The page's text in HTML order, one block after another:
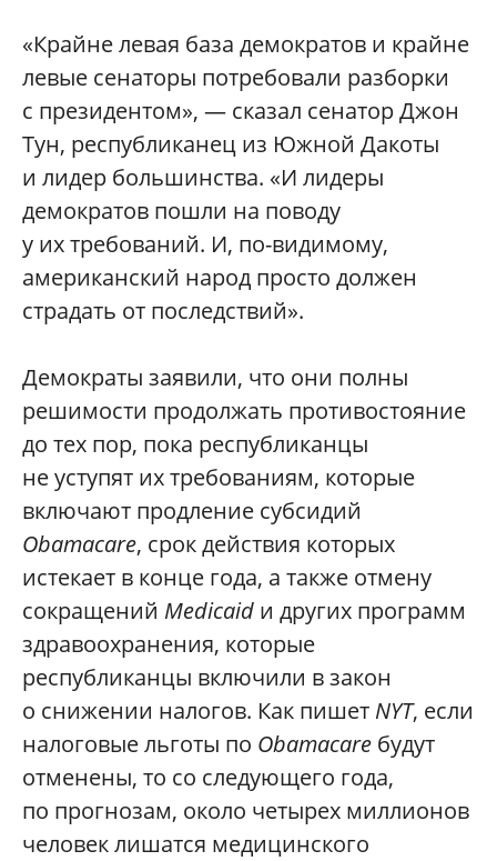
«Крайне левая база демократов и крайне
левые сенаторы потребовали разборки
с президентом», — сказал сенатор Джон
Тун, республиканец из Южной Дакоты
и лидер большинства. «И лидеры
демократов пошли на поводу
у их требований. И, по-видимому,
американский народ просто должен
страдать от последствий».
Демократы заявили, что они полны
решимости продолжать противостояние
до тех пор, пока республиканцы
не уступят их требованиям, которые
включают продление субсидий
Obamacare, срок действия которых
истекает в конце года, а также отмену
сокращений Medicaid и других программ
здравоохранения, которые
республиканцы включили в закон
о снижении налогов. Как пишет NYT, если
налоговые льготы по Obamacare будут
отменены, то со следующего года,
по прогнозам, около четырех миллионов
человек лишатся медицинского